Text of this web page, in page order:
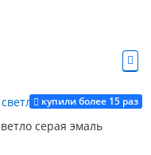
купили более 15 раз
серая эмаль